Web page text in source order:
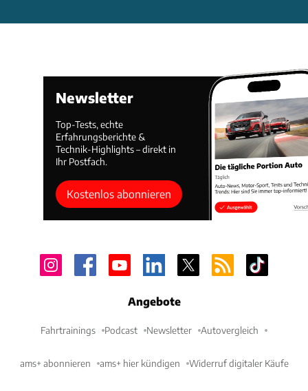
Newsletter
Top-Tests, echte
Erfahrungsberichte &
Technik-Highlights – direkt in
Ihr Postfach.
Kostenlos abonnieren
Angebote
Fahrtrainings Podcast Newsletter Autovergleich
ams+ abonnieren ams+ hier kündigen Widerruf digitaler Käufe